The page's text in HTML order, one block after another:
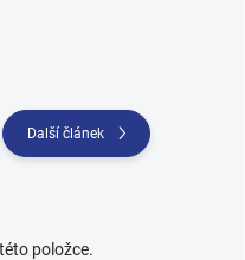
Další článek
položce.